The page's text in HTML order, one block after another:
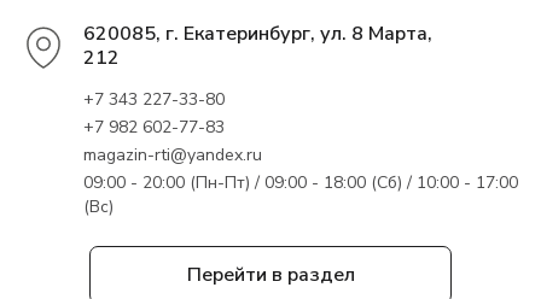
Перейти в раздел
620085, г. Екатеринбург, ул. 8 Марта,
212
+7 343 227-33-80
+7 982 602-77-83
magazin-rti@yandex.ru
09:00 - 20:00 (Пн-Пт) / 09:00 - 18:00 (Сб) / 10:00 - 17:00
(Вс)